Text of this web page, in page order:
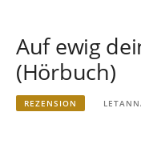
Auf ewig
(Hörbuch)
REZENSION